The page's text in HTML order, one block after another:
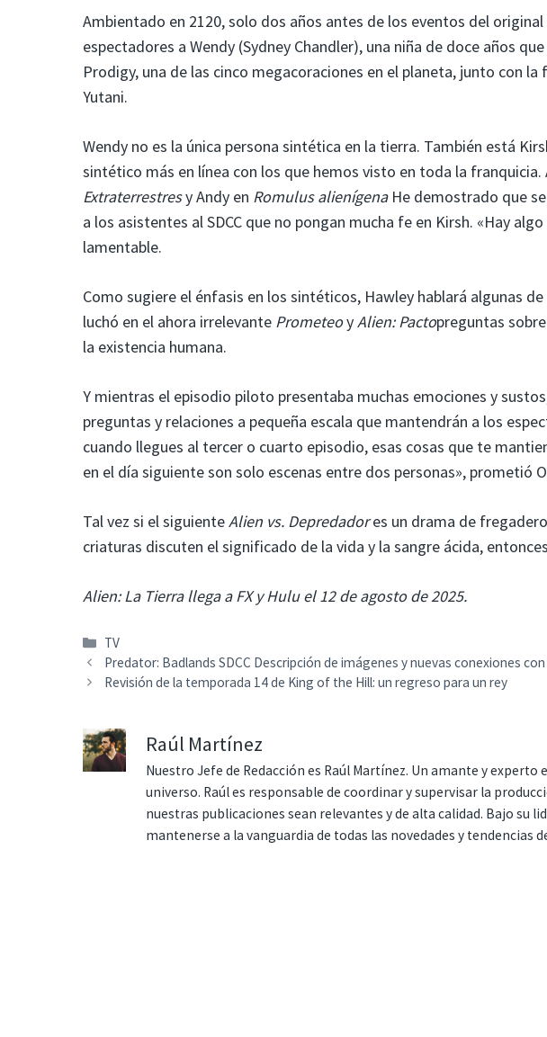
Ambientado en 2120, solo dos años antes de los eventos del original
espectadores a Wendy (Sydney Chandler), una niña de doce años
Prodigy, una de las cinco megacoraciones en el planeta, junto con
Yutani.
Wendy no es la única persona sintética en la tierra. También está
sintético más en línea con los que hemos visto en toda la
Extraterrestresy Andy en Romulus alienígenaHe demostrado que
a los asistentes al SDCC que no pongan mucha fe en Kirsh. «Hay
lamentable.
Como sugiere el énfasis en los sintéticos, Hawley hablará algunas
luchó en el ahora irrelevante PrometeoyAlien: Pactopreguntas
la existencia humana.
Y mientras el episodio piloto presentaba muchas emociones y
preguntas y relaciones a pequeña escala que mantendrán a los
cuando llegues al tercer o cuarto episodio, esas cosas que te
en el día siguiente son solo escenas entre dos personas», prometió
Tal vez si el siguienteAlien vs. Depredadores un drama de
criaturas discuten el significado de la vida y la sangre ácida,
Alien: La Tierra llega a FX y Hulu el 12 de agosto de 2025.
Categorías
TV
Predator: Badlands SDCC Descripción de imágenes y nuevas conexiones
Revisión de la temporada 14 de King of the Hill: un regreso para un rey
Raúl Martínez
Nuestro Jefe de Redacción es Raúl Martínez. Un amante y experto
universo. Raúl es responsable de coordinar y supervisar la
nuestras publicaciones sean relevantes y de alta calidad. Bajo su
mantenerse a la vanguardia de todas las novedades y tendencias